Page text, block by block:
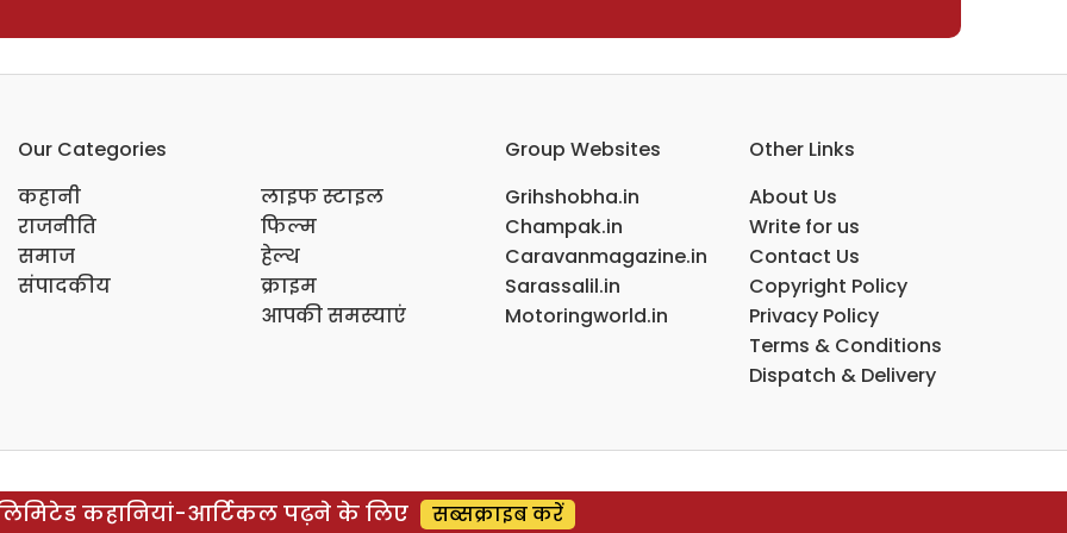
Our Categories
कहानी
राजनीति
समाज
संपादकीय
लाइफ स्टाइल
फिल्म
हेल्थ
क्राइम
आपकी समस्याएं
Group Websites
Grihshobha.in
Champak.in
Caravanmagazine.in
Sarassalil.in
Motoringworld.in
Other Links
About Us
Write for us
Contact Us
Copyright Policy
Privacy Policy
Terms & Conditions
Dispatch & Delivery
कहानियां-आर्टिकल पढ़ने के लिए सब्सक्राइब करें